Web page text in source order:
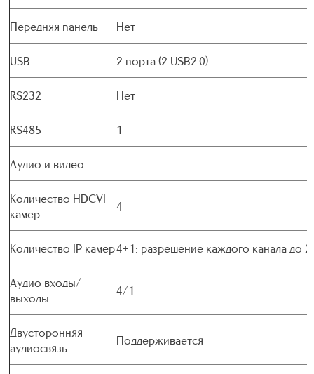
Передняя панель Нет
USB 2 порта (2 USB2.0)
RS232 Нет
RS485 1
Аудио и видео
Количество HDCVI
камер
4
Количество IP камер4+1: разрешение каждого канала до
Аудио входы/
выходы
4/1
Двусторонняя
аудиосвязь
Поддерживается